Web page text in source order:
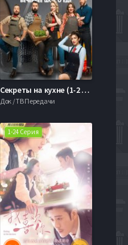
Секреты на кухне (1-2 Сезон)
Док / ТВ Передачи
1-24 Серия